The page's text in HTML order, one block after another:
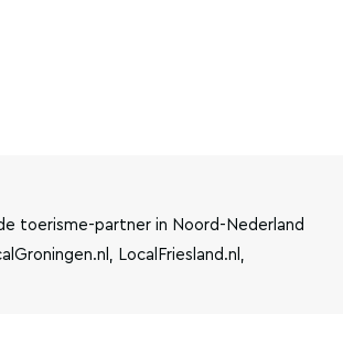
toerisme-partner in Noord-Nederland
LocalFriesland.nl,